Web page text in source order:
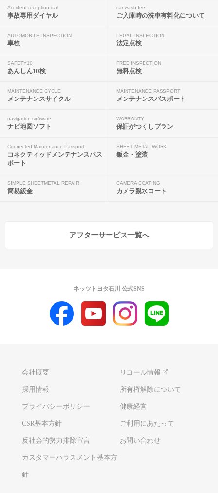
Accident reception dial
事故専用ダイヤル
car wash fee
ご入庫時の洗車有料化について
AUTOMOBILE INSPECTION
車検
LEGAL INSPECTION
法定点検
SAFETY10
あんしん10検
FREE INSPECTION
無料点検
MAINTENANCE CYCLE
メンテナンスサイクル
MAINTENANCE PASSPORT
メンテナンスパスポート
navigation software
ナビ地図ソフト
WARRANTY
保証がつくしプラン
Connected Maintenance Passport
コネクティッドメンテナンスパス
ポート
SHEET METAL WORK
鈑金・塗装
SIMPLE SHEETMETAL REPAIR
簡易鈑金
CAMERA COATING
カメラ親水コート
アフターサービス一覧へ
会社概要 リコール情報
採用情報 所有権解除について
プライバシーポリシー 健康経営
CSR基本方針 ご利用にあたって
反社会的勢力排除宣言 お問い合わせ
カスタマーハラスメント基本方
針
ネッツトヨタ石川 公式SNS